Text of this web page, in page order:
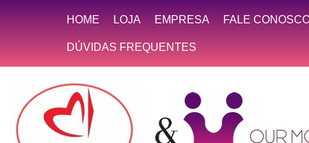
HOME LOJA EMPRESA FALE
DÚVIDAS FREQUENTES